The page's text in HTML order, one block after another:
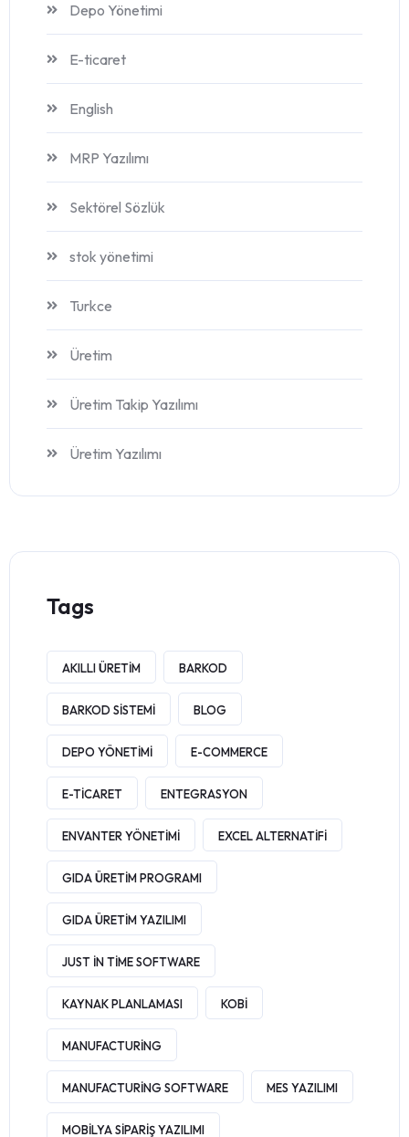
Depo Yönetimi
E-ticaret
English
MRP Yazılımı
Sektörel Sözlük
stok yönetimi
Turkce
Üretim
Üretim Takip Yazılımı
Üretim Yazılımı
Tags
AKILLI ÜRETIM BARKOD
BARKOD SISTEMI BLOG
DEPO YÖNETIMI E-COMMERCE
E-TICARET ENTEGRASYON
ENVANTER YÖNETIMI EXCEL ALTERNATIFI
GIDA ÜRETIM PROGRAMI
GIDA ÜRETIM YAZILIMI
JUST IN TIME SOFTWARE
KAYNAK PLANLAMASI KOBI
MANUFACTURING
MANUFACTURING SOFTWARE MES YAZILIMI
MOBILYA SIPARIŞ YAZILIMI